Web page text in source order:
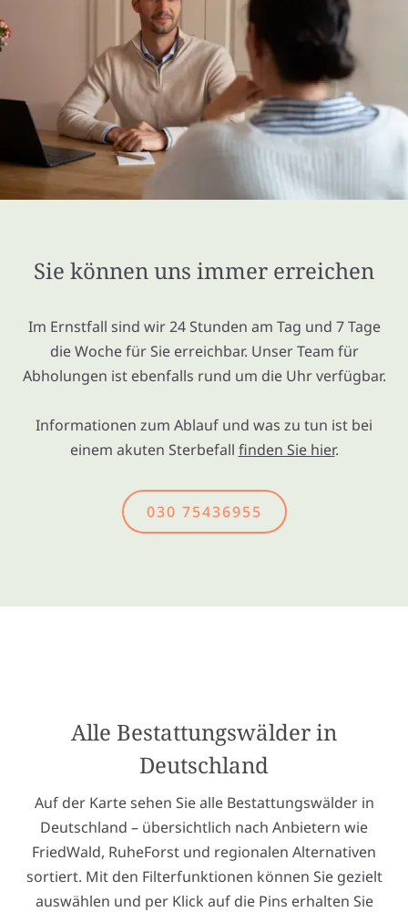
Sie können uns immer erreichen
Im Ernstfall sind wir 24 Stunden am Tag und 7 Tage
die Woche für Sie erreichbar. Unser Team für
Abholungen ist ebenfalls rund um die Uhr verfügbar.
Informationen zum Ablauf und was zu tun ist bei
einem akuten Sterbefall finden Sie hier.
030 75436955
Alle Bestattungswälder in
Deutschland
Auf der Karte sehen Sie alle Bestattungswälder in
Deutschland – übersichtlich nach Anbietern wie
FriedWald, RuheForst und regionalen Alternativen
sortiert. Mit den Filterfunktionen können Sie gezielt
auswählen und per Klick auf die Pins erhalten Sie